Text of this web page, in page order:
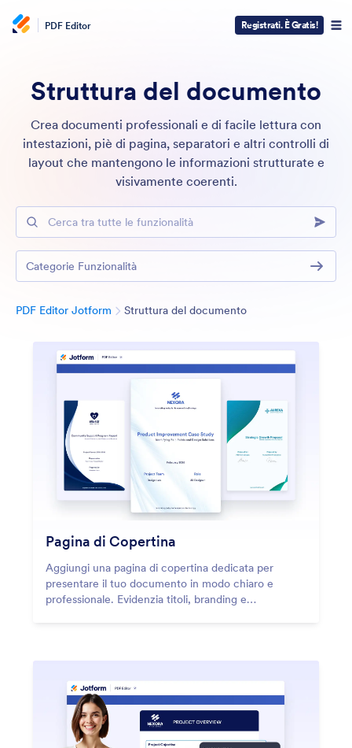
PDF Editor Registrati. È Gratis!
Struttura del documento
Crea documenti professionali e di facile lettura con
intestazioni, piè di pagina, separatori e altri controlli di
layout che mantengono le informazioni strutturate e
visivamente coerenti.
Cerca tra tutte le funzionalità
PDF Editor Jotform Struttura del documentoCategoria
Pagina di Copertina
Aggiungi una pagina di copertina dedicata per
presentare il tuo documento in modo chiaro e
professionale. Evidenzia titoli, branding e
Categorie Funzionalità